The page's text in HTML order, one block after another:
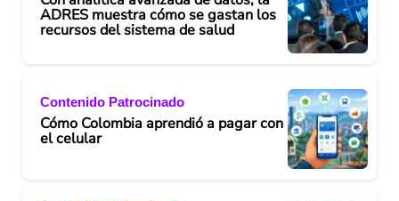
ADRES muestra cómo se gastan los
recursos del sistema de salud
Contenido Patrocinado
Cómo Colombia aprendió a pagar con
el celular